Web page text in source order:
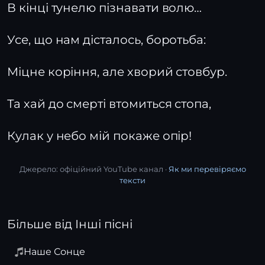
В кінці тунелю пізнавати волю…
Усе, що нам дісталось, боротьба:
Міцне коріння, але хворий стовбур.
Та хай до смерті втомиться стопа,
Кулак у небо мій покаже опір!
Джерело: офіційний YouTube канал · Як ми перевіряємо
тексти
Більше від Інші пісні
Наше Сонце